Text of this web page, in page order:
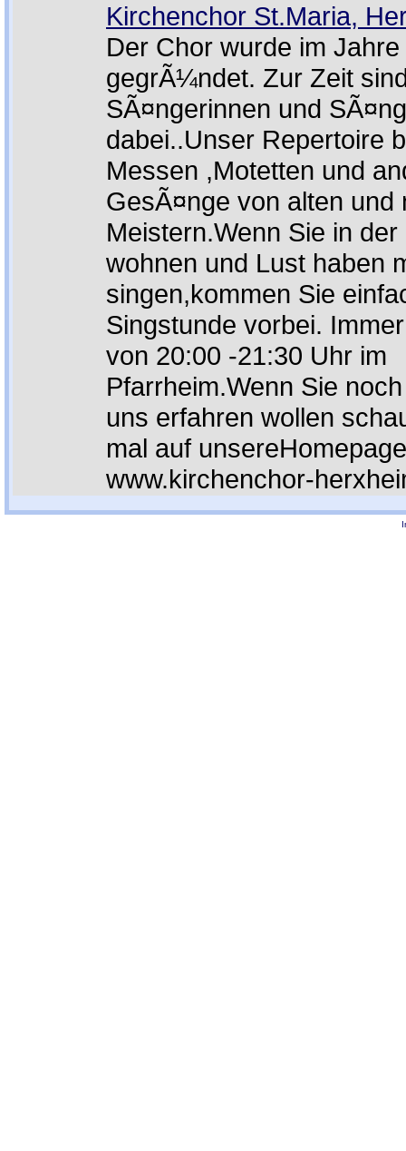
Kirchenchor St.Maria,
Der Chor wurde im
gegrÃ¼ndet. Zur Zeit
SÃ¤ngerinnen und
dabei..Unser Repertoire
Messen ,Motetten und
GesÃ¤nge von alten und
Meistern.Wenn Sie in der
wohnen und Lust haben
singen,kommen Sie
Singstunde vorbei.
von 20:00 -21:30 Uhr im
Pfarrheim.Wenn Sie
uns erfahren wollen
mal auf
www.kirchenchor-